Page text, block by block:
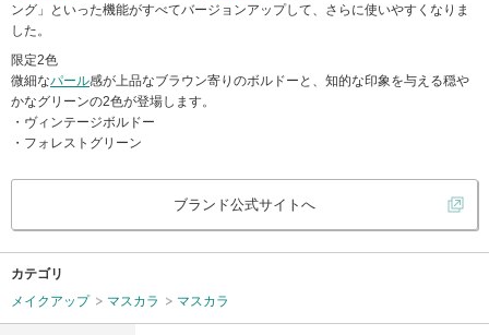
ング」といった機能がすべてバージョンアップして、さらに使いやすくなりま
した。
限定2色
微細なパール感が上品なブラウン寄りのボルドーと、知的な印象を与える穏や
かなグリーンの2色が登場します。
・ヴィンテージボルドー
・フォレストグリーン
ブランド公式サイトへ
カテゴリ
メイクアップ
マスカラ マスカラ